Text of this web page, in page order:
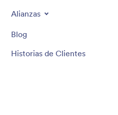
Alianzas
Blog
Historias de Clientes